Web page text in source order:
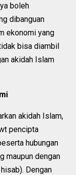
boleh
dibanguan
ekonomi yang
bisa diambil
akidah Islam
akidah Islam,
pencipta
hubungan
maupun dengan
Dengan